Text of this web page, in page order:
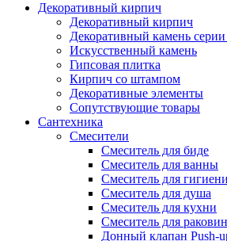
Декоративный кирпич
Декоративный кирпич
Декоративный камень
Искусственный камень
Гипсовая плитка
Кирпич со штампом
Декоративные элементы
Сопутствующие товары
Сантехника
Смесители
Смеситель для биде
Смеситель для ванны
Смеситель для
Смеситель для душа
Смеситель для кухни
Смеситель для
Донный клапан Push-